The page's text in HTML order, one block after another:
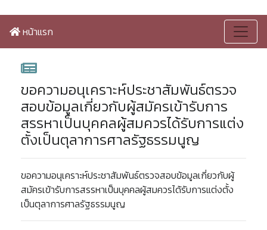
หน้าแรก
ขอความอนุเคราะห์ประชาสัมพันธ์ตรวจ
สอบข้อมูลเกี่ยวกับผู้สมัครเข้ารับการ
สรรหาเป็นบุคคลผู้สมควรได้รับการแต่ง
ตั้งเป็นตุลาการศาลรัฐธรรมนูญ
ขอความอนุเคราะห์ประชาสัมพันธ์ตรวจสอบข้อมูลเกี่ยวกับผู้
สมัครเข้ารับการสรรหาเป็นบุคคลผู้สมควรได้รับการแต่งตั้ง
เป็นตุลาการศาลรัฐธรรมนูญ